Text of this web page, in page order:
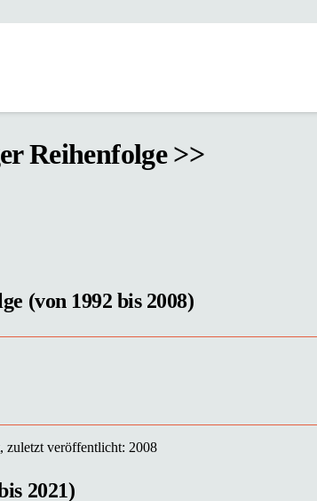
Reihenfolge >>
(von 1992 bis 2008)
zuletzt veröffentlicht: 2008
2021)